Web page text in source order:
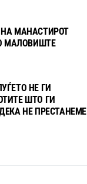
МАНАСТИРОТ
МАЛОВИШТЕ
НЕ ГИ
ШТО ГИ
НЕ ПРЕСТАНЕМЕ